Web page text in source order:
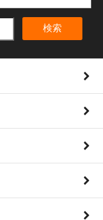
検索